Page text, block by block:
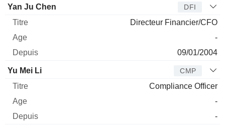
Yan Ju Chen DFI
Directeur Financier/CFO
-
09/01/2004
Yu Mei Li CMP
Compliance Officer
-
-